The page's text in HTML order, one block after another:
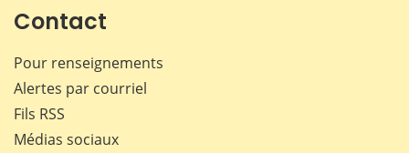
Contact
Pour renseignements
Alertes par courriel
Fils RSS
Médias sociaux